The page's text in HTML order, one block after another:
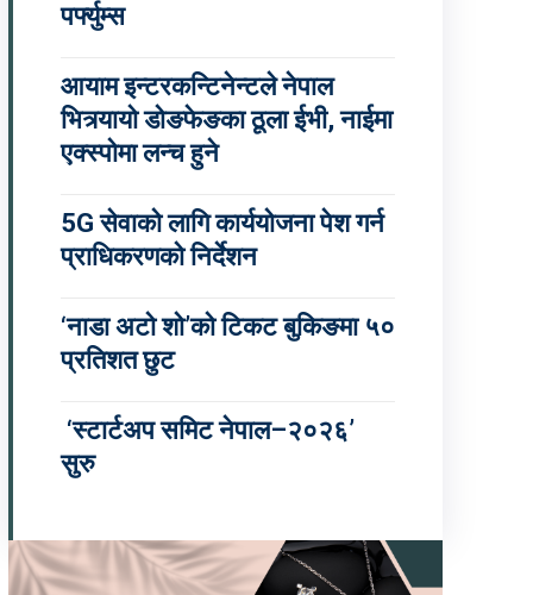
पर्फ्युम्स
आयाम इन्टरकन्टिनेन्टले नेपाल
भित्र्यायो डोङफेङका ठूला ईभी, नाईमा
एक्स्पोमा लन्च हुने
5G सेवाको लागि कार्ययोजना पेश गर्न
प्राधिकरणको निर्देशन
‘नाडा अटो शो’को टिकट बुकिङमा ५०
प्रतिशत छुट
‘स्टार्टअप समिट नेपाल–२०२६’
सुरु